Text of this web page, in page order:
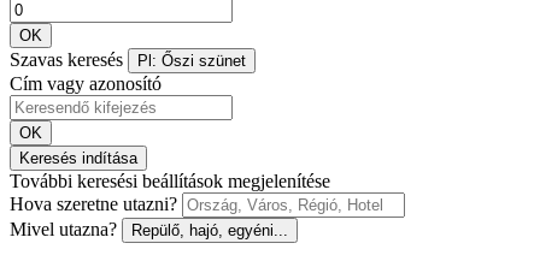
OK
Szavas keresés Pl: Őszi szünet
Cím vagy azonosító
OK
Keresés indítása
További keresési beállítások megjelenítése
Hova szeretne utazni?
Mivel utazna?
Repülő, hajó, egyéni...